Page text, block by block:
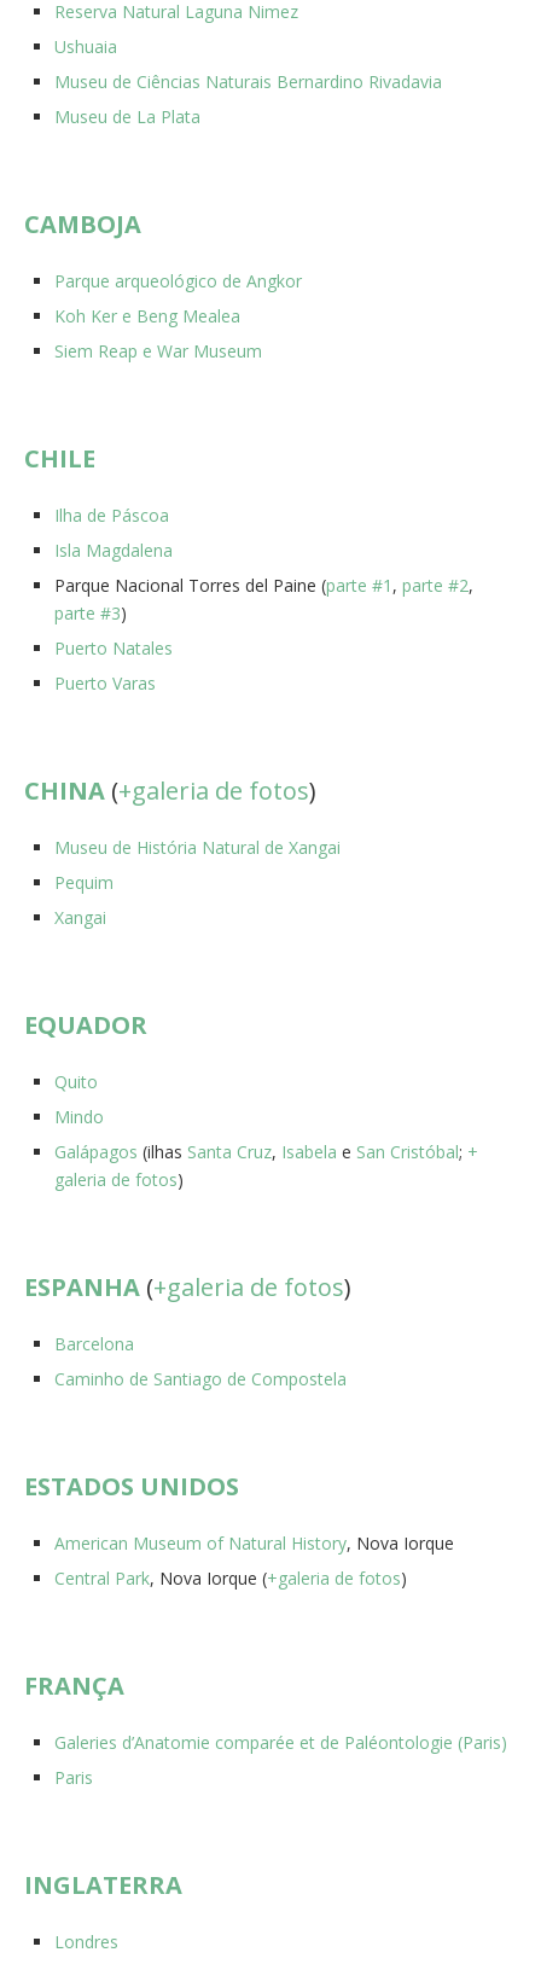
Reserva Natural Laguna Nimez
Ushuaia
Museu de Ciências Naturais Bernardino Rivadavia
Museu de La Plata
CAMBOJA
Parque arqueológico de Angkor
Koh Ker e Beng Mealea
Siem Reap e War Museum
CHILE
Ilha de Páscoa
Isla Magdalena
Parque Nacional Torres del Paine (parte #1 , parte #2,
parte #3)
Puerto Natales
Puerto Varas
CHINA (+galeria de fotos)
Museu de História Natural de Xangai
Pequim
Xangai
EQUADOR
Quito
Mindo
Galápagos (ilhas Santa Cruz, Isabela e San Cristóbal; +
galeria de fotos)
ESPANHA (+galeria de fotos)
Barcelona
Caminho de Santiago de Compostela
ESTADOS UNIDOS
American Museum of Natural History, Nova Iorque
Central Park, Nova Iorque (+galeria de fotos)
FRANÇA
Galeries d’Anatomie comparée et de Paléontologie (Paris)
Paris
INGLATERRA
Londres